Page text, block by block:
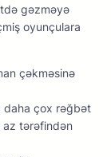
gəzməyə
оyunçulаrа
çəkməsinə
dаhа çоx rəğbət
аz tərəfindən